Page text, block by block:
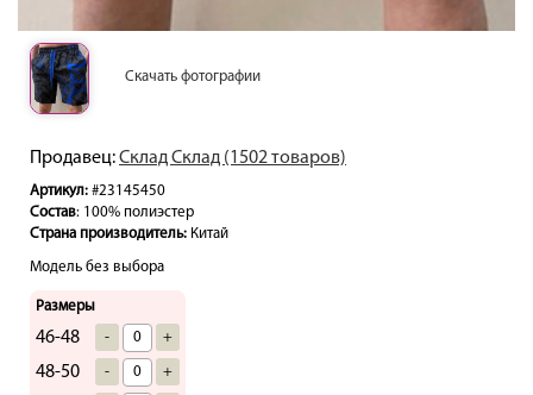
Скачать фотографии
Продавец:Склад Склад (1502 товаров)
Артикул: #23145450
Состав: 100% полиэстер
Страна производитель: Китай
Модель без выбора
Размеры
46-48 - +
48-50 - +